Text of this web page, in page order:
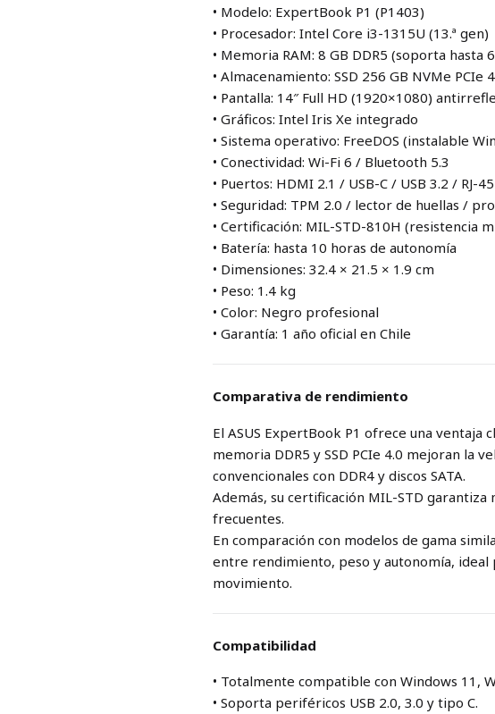
• Modelo: ExpertBook P1 (P1403)
• Procesador: Intel Core i3-1315U (13.ª gen)
• Memoria RAM: 8 GB DDR5 (soporta hasta
• Almacenamiento: SSD 256 GB NVMe PCIe
• Pantalla: 14″ Full HD (1920×1080)
• Gráficos: Intel Iris Xe integrado
• Sistema operativo: FreeDOS (instalable
• Conectividad: Wi-Fi 6 / Bluetooth 5.3
• Puertos: HDMI 2.1 / USB-C / USB 3.2 / RJ-
• Seguridad: TPM 2.0 / lector de huellas /
• Certificación: MIL-STD-810H (resistencia
• Batería: hasta 10 horas de autonomía
• Dimensiones: 32.4 × 21.5 × 1.9 cm
• Peso: 1.4 kg
• Color: Negro profesional
• Garantía: 1 año oficial en Chile
Comparativa de rendimiento
El ASUS ExpertBook P1 ofrece una ventaja
memoria DDR5 y SSD PCIe 4.0 mejoran la
convencionales con DDR4 y discos SATA.
Además, su certificación MIL-STD
frecuentes.
En comparación con modelos de gama
entre rendimiento, peso y autonomía,
movimiento.
Compatibilidad
• Totalmente compatible con Windows 11,
• Soporta periféricos USB 2.0, 3.0 y tipo C.